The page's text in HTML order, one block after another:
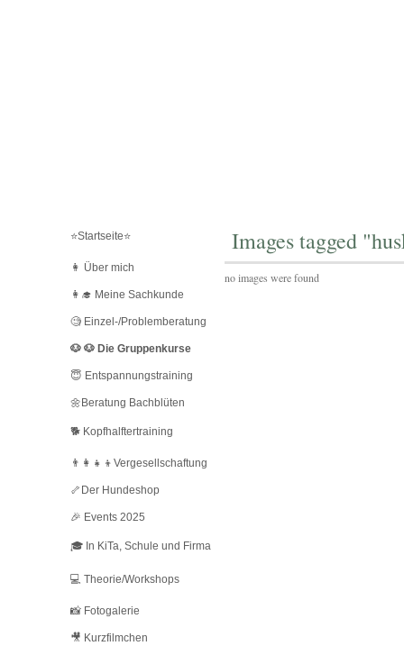
⭐️Startseite⭐️
👩 Über mich
👩‍🎓 Meine Sachkunde
🧐 Einzel-/Problemberatung
🐶 🐶 Die Gruppenkurse
😇 Entspannungstraining
🌼Beratung Bachblüten
🐕 Kopfhalftertraining
👨‍👩‍👧‍👦Vergesellschaftung
🦴Der Hundeshop
🎉 Events 2025
🎓 In KiTa, Schule und Firma
💻 Theorie/Workshops
📸 Fotogalerie
🎥 Kurzfilmchen
Images tagged
no images were found